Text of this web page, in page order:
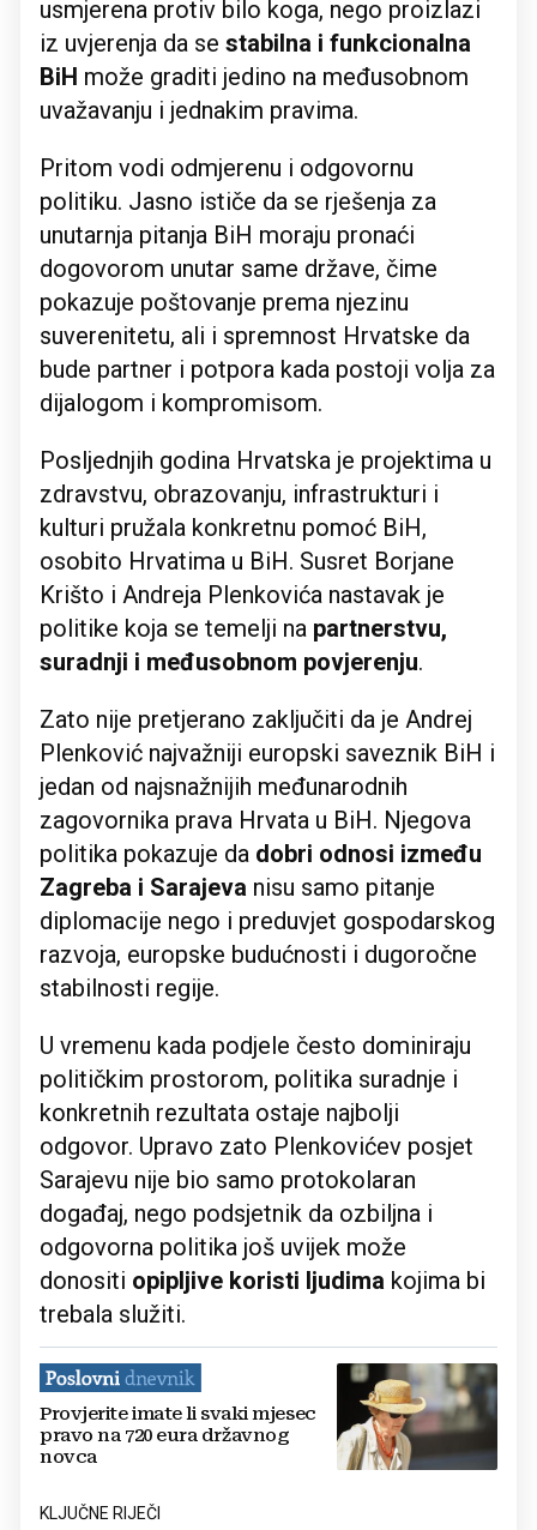
usmjerena protiv bilo koga, nego proizlazi
iz uvjerenja da se stabilna i funkcionalna
BiH može graditi jedino na međusobnom
uvažavanju i jednakim pravima.
Pritom vodi odmjerenu i odgovornu
politiku. Jasno ističe da se rješenja za
unutarnja pitanja BiH moraju pronaći
dogovorom unutar same države, čime
pokazuje poštovanje prema njezinu
suverenitetu, ali i spremnost Hrvatske da
bude partner i potpora kada postoji volja za
dijalogom i kompromisom.
Posljednjih godina Hrvatska je projektima u
zdravstvu, obrazovanju, infrastrukturi i
kulturi pružala konkretnu pomoć BiH,
osobito Hrvatima u BiH. Susret Borjane
Krišto i Andreja Plenkovića nastavak je
politike koja se temelji na partnerstvu,
suradnji i međusobnom povjerenju.
Zato nije pretjerano zaključiti da je Andrej
Plenković najvažniji europski saveznik BiH i
jedan od najsnažnijih međunarodnih
zagovornika prava Hrvata u BiH. Njegova
politika pokazuje da dobri odnosi između
Zagreba i Sarajeva nisu samo pitanje
diplomacije nego i preduvjet gospodarskog
razvoja, europske budućnosti i dugoročne
stabilnosti regije.
U vremenu kada podjele često dominiraju
političkim prostorom, politika suradnje i
konkretnih rezultata ostaje najbolji
odgovor. Upravo zato Plenkovićev posjet
Sarajevu nije bio samo protokolaran
događaj, nego podsjetnik da ozbiljna i
odgovorna politika još uvijek može
donositi opipljive koristi ljudima kojima bi
trebala služiti.
Provjerite imate li svaki mjesec
pravo na 720 eura državnog
novca
KLJUČNE RIJEČI